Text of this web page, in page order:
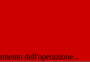
dell'operazione...